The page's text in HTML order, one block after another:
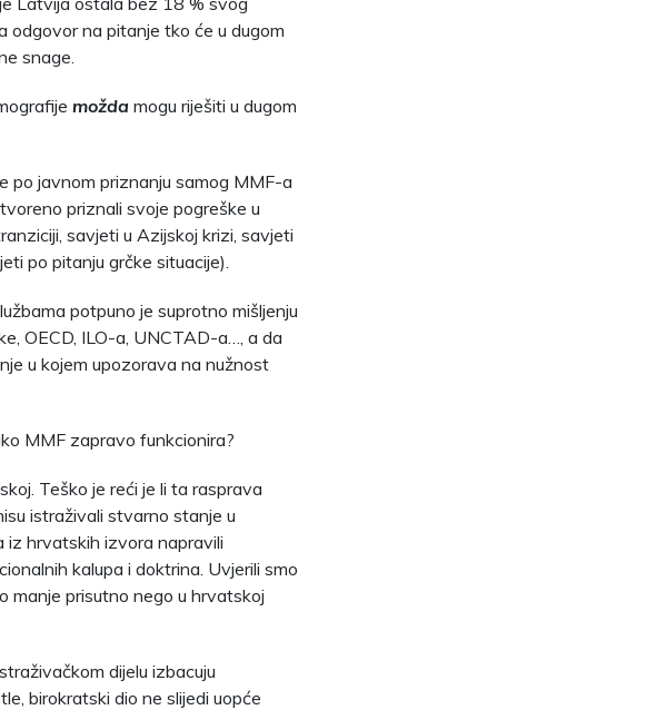
na pitanje tko će u dugom
snage.
možda mogu riješiti u dugom
po javnom priznanju samog MMF-a
priznali svoje pogreške u
savjeti u Azijskoj krizi, savjeti
po pitanju grčke situacije).
potpuno je suprotno mišljenju
OECD, ILO-a, UNCTAD-a…, a da
u kojem upozorava na nužnost
MMF zapravo funkcionira?
Teško je reći je li ta rasprava
istraživali stvarno stanje u
iz hrvatskih izvora napravili
kalupa i doktrina. Uvjerili smo
manje prisutno nego u hrvatskoj
dijelu izbacuju
birokratski dio ne slijedi uopće